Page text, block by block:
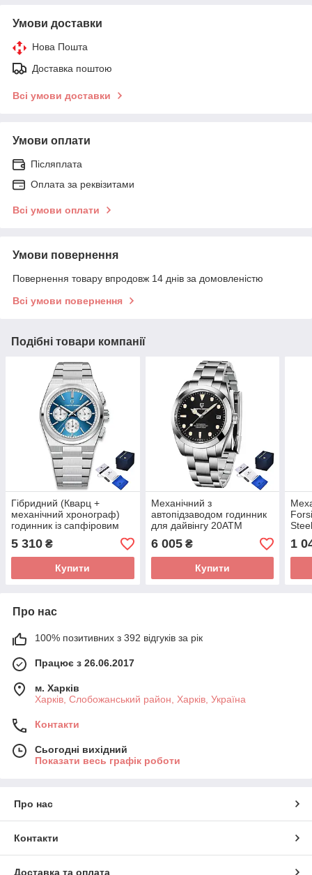
Умови доставки
Нова Пошта
Доставка поштою
Всі умови доставки
Умови оплати
Післяплата
Оплата за реквізитами
Всі умови оплати
Умови повернення
Повернення товару впродовж 14 днів за домовленістю
Всі умови повернення
Подібні товари компанії
Гібридний (Кварц +
механічний хронограф)
годинник із сапфіровим
склом Pagani Design PD-
1761 Silver-Blue
5 310 ₴
Купити
Механічний з
автопідзаводом годинник
для дайвінгу 20ATM
Silver-Black-Orange
6 005₴
Купити
1
Про нас
100% позитивних з 392 відгуків за рік
Працює з 26.06.2017
м. Харків
Харків, Слобожанський район, Харків, Україна
Контакти
Сьогодні вихідний
Показати весь графік роботи
Про нас
Контакти
Доставка та оплата